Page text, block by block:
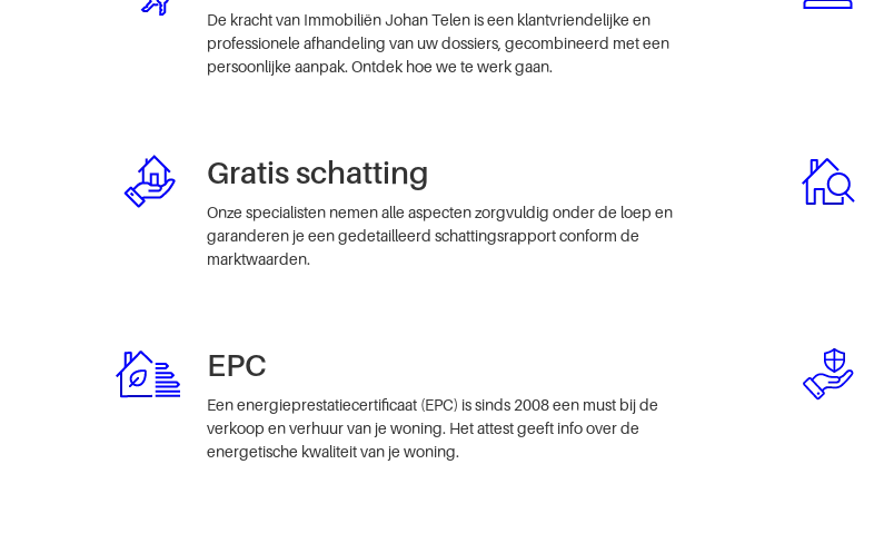
De kracht van Immobiliën Johan Telen is een klantvriendelijke en
professionele afhandeling van uw dossiers, gecombineerd met een
persoonlijke aanpak. Ontdek hoe we te werk gaan.
Gratis schatting
Onze specialisten nemen alle aspecten zorgvuldig onder de loep en
garanderen je een gedetailleerd schattingsrapport conform de
marktwaarden.
EPC
Een energieprestatiecertificaat (EPC) is sinds 2008 een must bij de
verkoop en verhuur van je woning. Het attest geeft info over de
energetische kwaliteit van je woning.